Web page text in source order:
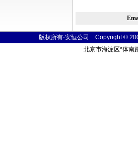
版权所有·安恒公司 Copyright ©
北京市海淀区*体南